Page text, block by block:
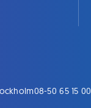
08-50 65 15 00